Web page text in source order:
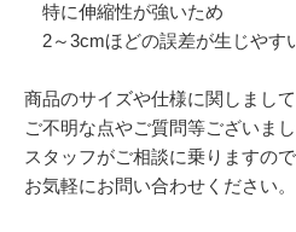
特に伸縮性が強いため
2～3cmほどの誤差が生じやす
商品のサイズや仕様に関しまして
ご不明な点やご質問等ございま
スタッフがご相談に乗りますので
お気軽にお問い合わせください。